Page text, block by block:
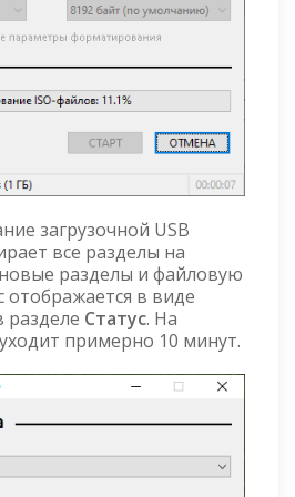
загрузочной USB
все разделы на
разделы и файловую
отображается в виде
разделе Статус. На
примерно 10 минут.